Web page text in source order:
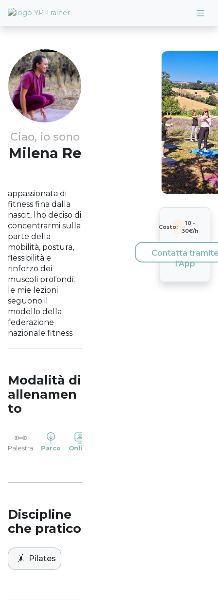
Ciao, io sono
Milena Re
appassionata di
fitness fina dalla
nascit, lho deciso di
concentrarmi sulla
parte della
mobilità, postura,
flessibilità e
rinforzo dei
muscoli profondi.
le mie lezioni
seguono il
modello della
federazione
nazionale fitness
Modalità di
allenamen
to
Palestra Parco Online
Discipline
che pratico
🤸 Pilates
Costo:
10-
30€/h
Contatta
l'App